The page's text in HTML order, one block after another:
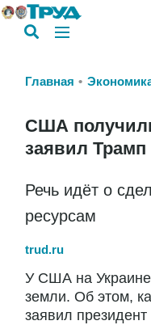
Главная
США
заявил Трамп
Речь идёт о
ресурсам
trud.ru
У США на
земли. Об этом,
заявил